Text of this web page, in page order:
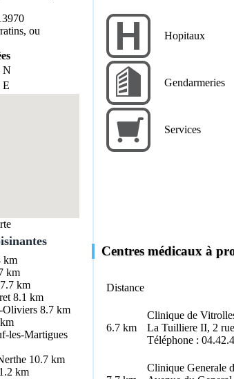
ou
N
E
km
km
km
8.1 km
Oliviers8.7 km
les-Martigues
10.7 km
km
Hopitaux
Gendarmeries
Services
Centres médicaux à
Distance
6.7 km
Clinique de
La Tuilliere II, 2
Téléphone :
Clinique Generale